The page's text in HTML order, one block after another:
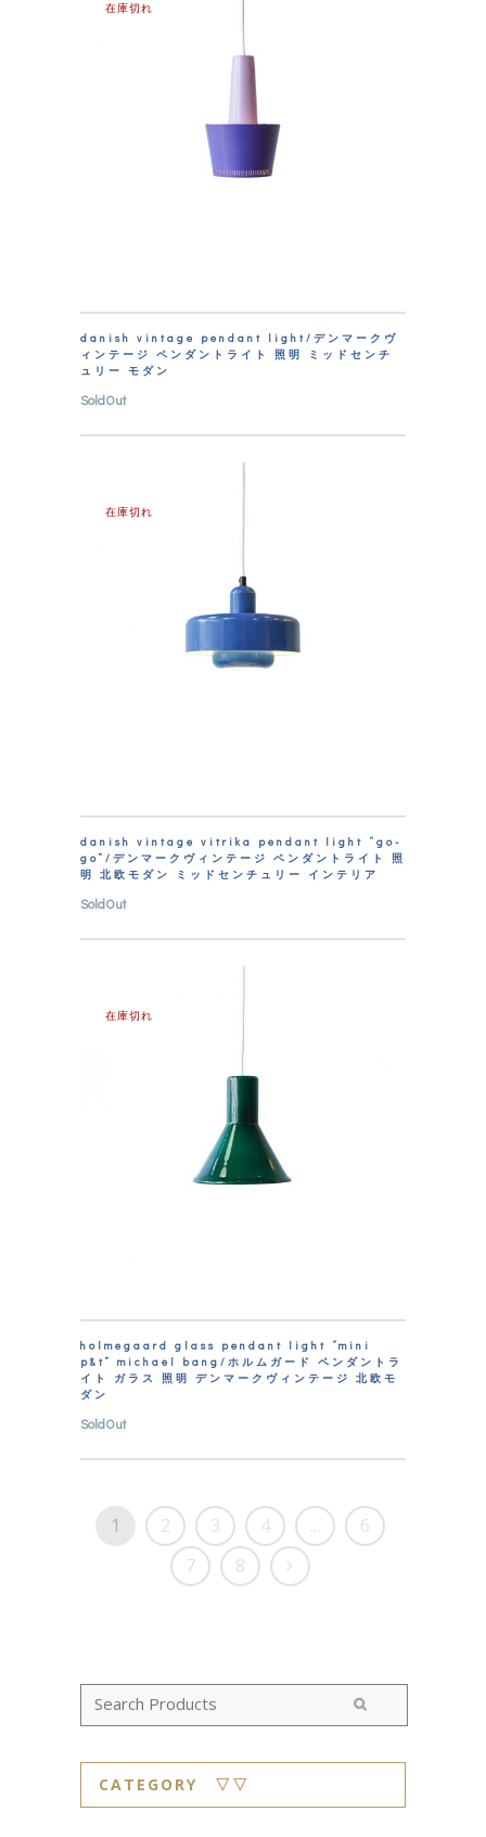
在庫切れ
danish vintage pendant light/デンマークヴ
ィンテージ ペンダントライト 照明 ミッドセンチ
ュリー モダン
SoldOut
在庫切れ
danish vintage vitrika pendant light “go-
go”/デンマークヴィンテージ ペンダントライト 照
明 北欧モダン ミッドセンチュリー インテリア
SoldOut
在庫切れ
holmegaard glass pendant light “mini
p&t” michael bang/ホルムガード ペンダントラ
イト ガラス 照明 デンマークヴィンテージ 北欧モ
ダン
SoldOut
1 2 3 4 …
6
7
8
CATEGORY ▽▽